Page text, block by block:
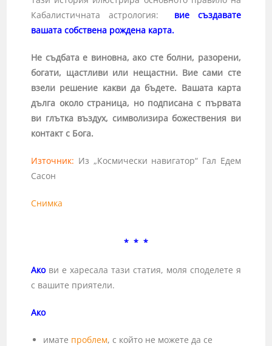
Кабалистичната астрология:
вие създавате
вашата собствена рождена карта.
Не съдбата е виновна, ако сте болни, разорени,
богати, щастливи или нещастни. Вие сами сте
взели решение какви да бъдете. Вашата карта
дълга около страница, но подписана с първата
ви глътка въздух, символизира божествения ви
контакт с Бога.
Източник: Из „Космически навигатор“ Гал Едем
Сасон
Снимка
* * *
Ако ви е харесала тази статия, моля споделете я
с вашите приятели.
Ако
имате проблем, с който не можете да се